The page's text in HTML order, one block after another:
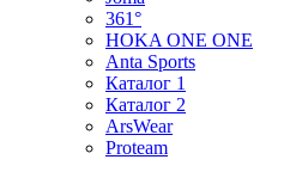
361°
HOKA ONE ONE
Anta Sports
Каталог 1
Каталог 2
ArsWear
Proteam